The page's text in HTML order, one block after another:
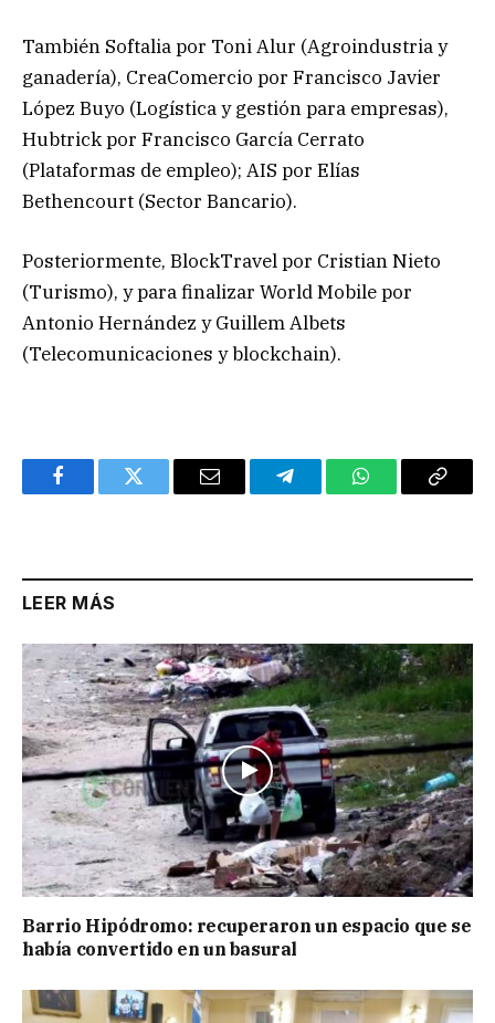
También Softalia por Toni Alur (Agroindustria y
ganadería), CreaComercio por Francisco Javier
López Buyo (Logística y gestión para empresas),
Hubtrick por Francisco García Cerrato
(Plataformas de empleo); AIS por Elías
Bethencourt (Sector Bancario).
Posteriormente, BlockTravel por Cristian Nieto
(Turismo), y para finalizar World Mobile por
Antonio Hernández y Guillem Albets
(Telecomunicaciones y blockchain).
FacebookTwitter Email TelegramWhatsAppCopy
LEER MÁS
Barrio Hipódromo: recuperaron un espacio que se
había convertido en un basural